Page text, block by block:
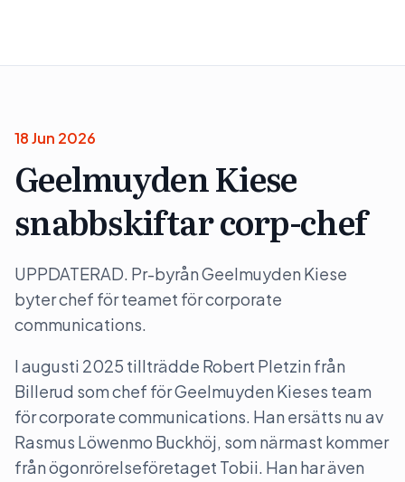
18 Jun 2026
Geelmuyden Kiese
snabbskiftar corp-chef
UPPDATERAD. Pr-byrån Geelmuyden Kiese
byter chef för teamet för corporate
communications.
I augusti 2025 tillträdde Robert Pletzin från
Billerud som chef för Geelmuyden Kieses team
för corporate communications. Han ersätts nu av
Rasmus Löwenmo Buckhöj, som närmast kommer
från ögonrörelseföretaget Tobii. Han har även